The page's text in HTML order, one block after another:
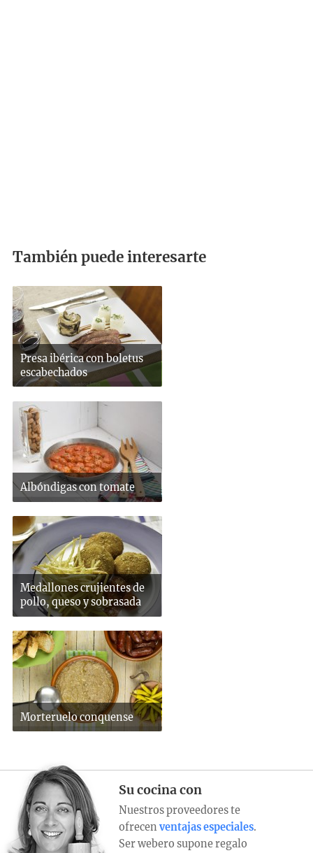
También puede interesarte
Presa ibérica con boletus
escabechados
Albóndigas con tomate
Medallones crujientes de
pollo, queso y sobrasada
Morteruelo conquense
Su cocina con
Nuestros proveedores te
ofrecen ventajas especiales.
Ser webero supone regalo